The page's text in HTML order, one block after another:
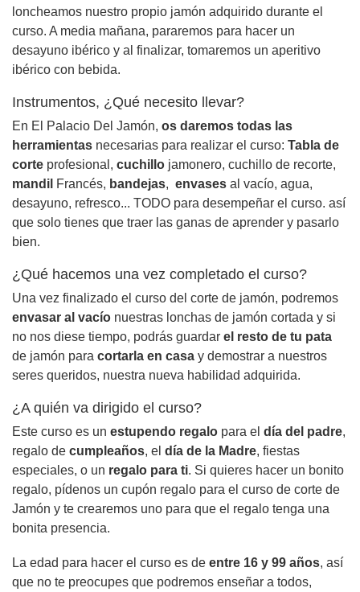
loncheamos nuestro propio jamón adquirido durante el
curso. A media mañana, pararemos para hacer un
desayuno ibérico y al finalizar, tomaremos un aperitivo
ibérico con bebida.
Instrumentos, ¿Qué necesito llevar?
En El Palacio Del Jamón, os daremos todas las
herramientas necesarias para realizar el curso: Tabla de
corte profesional, cuchillo jamonero, cuchillo de recorte,
mandil Francés, bandejas, envases al vacío, agua,
desayuno, refresco... TODO para desempeñar el curso. así
que solo tienes que traer las ganas de aprender y pasarlo
bien.
¿Qué hacemos una vez completado el curso?
Una vez finalizado el curso del corte de jamón, podremos
envasar al vacío nuestras lonchas de jamón cortada y si
no nos diese tiempo, podrás guardar el resto de tu pata
de jamón para cortarla en casa y demostrar a nuestros
seres queridos, nuestra nueva habilidad adquirida.
¿A quién va dirigido el curso?
Este curso es un estupendo regalo para el día del padre,
regalo de cumpleaños, el día de la Madre, fiestas
especiales, o un regalo para ti. Si quieres hacer un bonito
regalo, pídenos un cupón regalo para el curso de corte de
Jamón y te crearemos uno para que el regalo tenga una
bonita presencia.
La edad para hacer el curso es de entre 16 y 99 años, así
que no te preocupes que podremos enseñar a todos,